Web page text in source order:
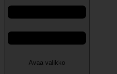
Avaa valikko